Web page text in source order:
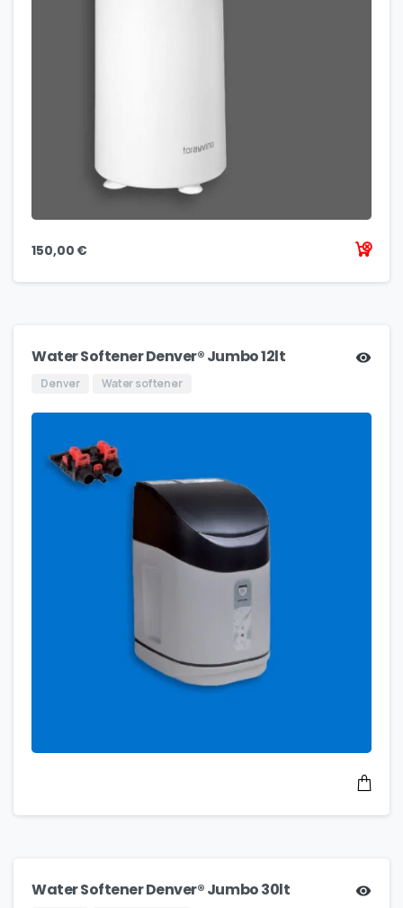
150,00 €
Water Softener Denver® Jumbo 12lt
Denver Water softener
Water Softener Denver® Jumbo 30lt